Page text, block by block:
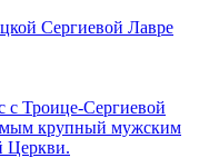
Сергиевой Лавре
с Троице-Сергиевой
крупный мужским
Церкви.